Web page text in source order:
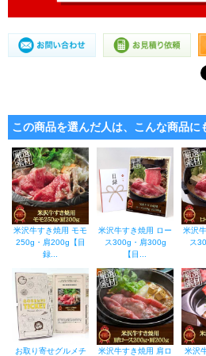
この商品を選んだ人は、こんな商品に
米沢牛すき焼用 モモ
250g・肩200g【目
録...
米沢牛すき焼用 ロー
ス300g・肩300g
【目...
米沢
ス
お取り寄せグルメチ
米沢牛すき焼用 肩ロ
米沢